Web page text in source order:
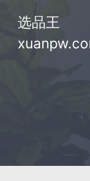
选品王